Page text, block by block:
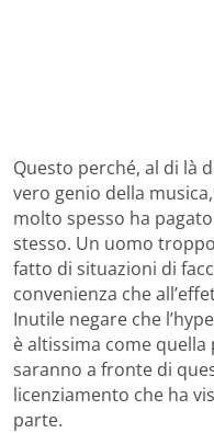
Questo perché, al di là
vero genio della
molto spesso ha
stesso. Un uomo
fatto di situazioni di
convenienza che
Inutile negare che
è altissima come quella
saranno a fronte di
licenziamento che ha
parte.